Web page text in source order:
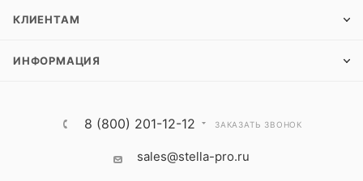
КЛИЕНТАМ
ИНФОРМАЦИЯ
8 (800) 201-12-12 ЗАКАЗАТЬ ЗВОНОК
sales@stella-pro.ru